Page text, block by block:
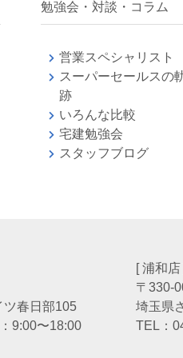
勉強会・対談・コラム
営業スペシャリスト
スーパーセールスの
跡
いろんな比較
宅建勉強会
スタッフブログ
ツ春日部105
9:00〜18:00
[ 浦和店
〒330-
埼玉県
TEL：